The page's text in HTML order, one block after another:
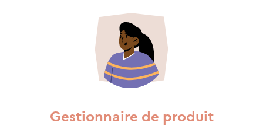
Gestionnaire de produit